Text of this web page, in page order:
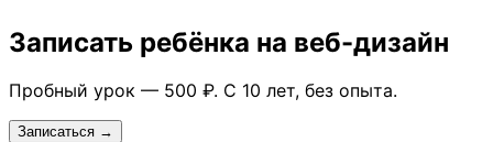
Записать ребёнка на веб-дизайн
Пробный урок — 500 ₽. С 10 лет, без опыта.
Записаться →